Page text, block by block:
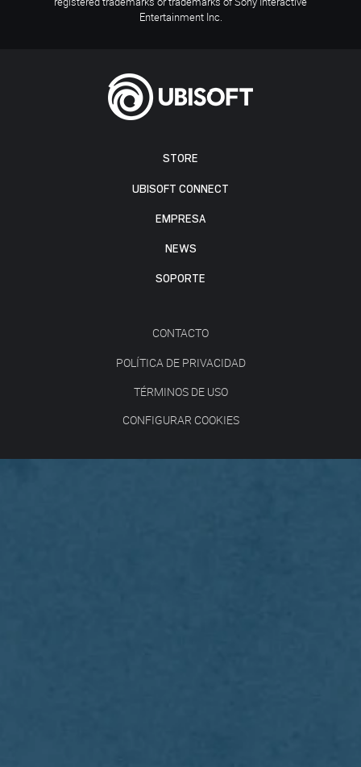
STORE
UBISOFT CONNECT
EMPRESA
NEWS
SOPORTE
CONTACTO
POLÍTICA DE PRIVACIDAD
TÉRMINOS DE USO
CONFIGURAR COOKIES
Entertainment Inc.